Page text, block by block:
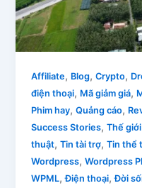
Affiliate, Blog,Crypto,
điện thoại, Mã giảm giá,
Phim hay,Quảng cáo,
Success Stories,Thế
thuật,Tin tài trợ,Tin thể
Wordpress,Wordpress
WPML,Điện thoại,Đời